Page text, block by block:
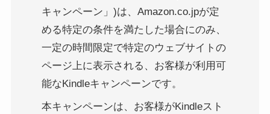
キャンペーン」)は、Amazon.co.jpが定
める特定の条件を満たした場合にのみ、
一定の時間限定で特定のウェブサイトの
ページ上に表示される、お客様が利用可
能なKindleキャンペーンです。
本キャンペーンは、お客様がKindleスト